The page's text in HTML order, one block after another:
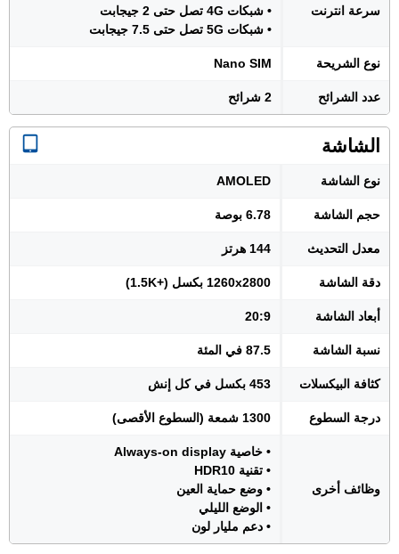
سرعة انترنت
• شبكات 4G تصل حتى 2 جيجابت
• شبكات 5G تصل حتى 7.5 جيجابت
نوع الشريحة Nano SIM
عدد الشرائح 2 شرائح
الشاشة
نوع الشاشة AMOLED
حجم الشاشة 6.78 بوصة
معدل التحديث 144 هرتز
دقة الشاشة 1260x2800 بكسل (+1.5K)
أبعاد الشاشة 20:9
نسبة الشاشة 87.5 في المئة
كثافة البيكسلات 453 بكسل في كل إنش
درجة السطوع 1300 شمعة (السطوع الأقصى)
وظائف أخرى
• خاصية Always-on display
• تقنية HDR10
• وضع حماية العين
• الوضع الليلي
• دعم مليار لون